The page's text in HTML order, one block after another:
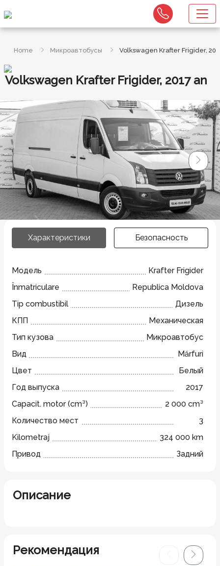
Home Микроавтобусы Volkswagen Krafter Frigider,
Volkswagen Krafter Frigider, 2017 an
Характеристики Безопасность
Модель
Krafter Frigider
Înmatriculare
Republica Moldova
Tip combustibil
Дизель
КПП
Механическая
Тип кузова
Микроавтобус
Вид
Mărfuri
Цвет
Белый
Год выпуска
2017
Capacit. motor (cm³)
2 000 cm³
Количество мест
3
Kilometraj
324 000 km
Привод
Задний
Описание
Рекомендация